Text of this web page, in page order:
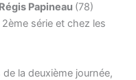
Régis Papineau (78)
série et chez les
la deuxième journée,